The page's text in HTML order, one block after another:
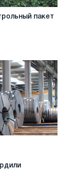
пакет